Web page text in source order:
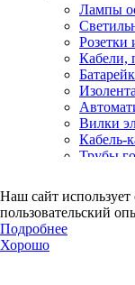
Лампы
Розетки
Кабели,
Изолента
Вилки
Кабель-
Трубы
Клеммы
Коробки
Наш сайт
пользовательский
Подробнее
Хорошо